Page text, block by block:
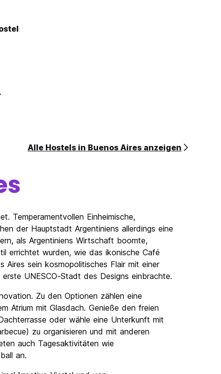
Alle Hostels in Buenos Aires anzeigen
Temperamentvollen Einheimische,
der Hauptstadt Argentiniens allerdings eine
als Argentiniens Wirtschaft boomte,
errichtet wurden, wie das ikonische Café
sein kosmopolitisches Flair mit einer
UNESCO-Stadt des Designs einbrachte.
Zu den Optionen zählen eine
Atrium mit Glasdach. Genieße den freien
oder wähle eine Unterkunft mit
zu organisieren und mit anderen
auch Tagesaktivitäten wie
an.